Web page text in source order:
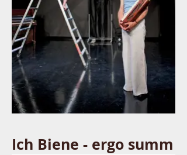
Ich Biene - ergo summ